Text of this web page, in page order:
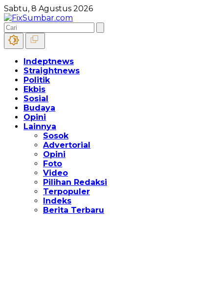
Sabtu, 8 Agustus 2026
Indeptnews
Straightnews
Politik
Ekbis
Sosial
Budaya
Opini
Lainnya
Sosok
Advertorial
Opini
Foto
Video
Pilihan Redaksi
Terpopuler
Indeks
Berita Terbaru